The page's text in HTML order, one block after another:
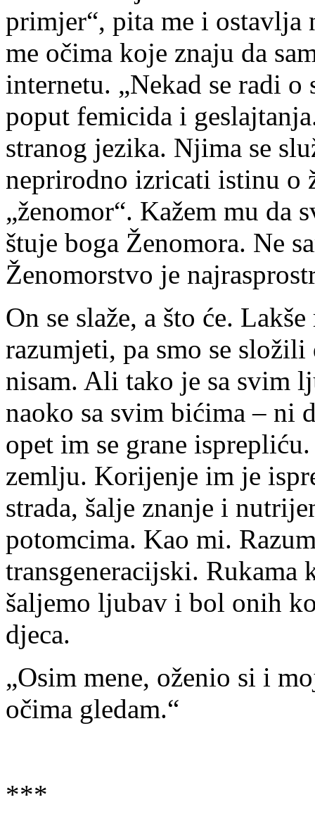
primjer“, pita me i ostavlja
me očima koje znaju da
internetu. „Nekad se radi
poput femicida i
stranog jezika. Njima se
neprirodno izricati istinu o
„ženomor“. Kažem mu da
štuje boga Ženomora. Ne
Ženomorstvo je
On se slaže, a što će.
razumjeti, pa smo se
nisam. Ali tako je sa svim
naoko sa svim bićima – ni
opet im se grane
zemlju. Korijenje im je
strada, šalje znanje i
potomcima. Kao mi.
transgeneracijski.
šaljemo ljubav i bol onih
djeca.
„Osim mene, oženio si i
očima gledam.“
***